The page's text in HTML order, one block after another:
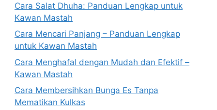
Cara Salat Dhuha: Panduan Lengkap untuk
Kawan Mastah
Cara Mencari Panjang – Panduan Lengkap
untuk Kawan Mastah
Cara Menghafal dengan Mudah dan Efektif –
Kawan Mastah
Cara Membersihkan Bunga Es Tanpa
Mematikan Kulkas